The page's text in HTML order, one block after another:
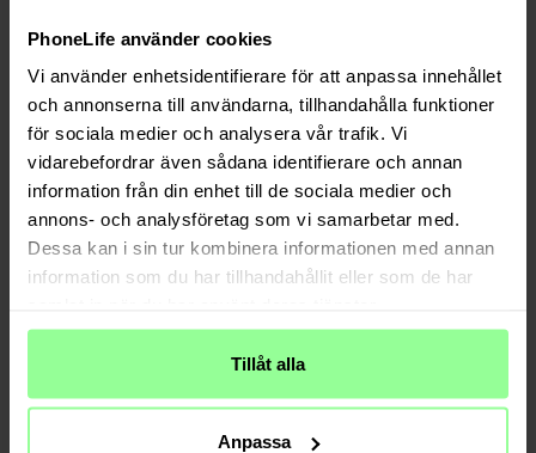
PhoneLife använder cookies
Vi använder enhetsidentifierare för att anpassa innehållet
och annonserna till användarna, tillhandahålla funktioner
för sociala medier och analysera vår trafik. Vi
vidarebefordrar även sådana identifierare och annan
information från din enhet till de sociala medier och
annons- och analysföretag som vi samarbetar med.
Dessa kan i sin tur kombinera informationen med annan
information som du har tillhandahållit eller som de har
Tillåt alla
Anpassa
Auf Lager
Ringke -Onyx Case Samsung Galaxy
17,95 €
Ringke -Fusion Case Samsung Galaxy
19,95 €